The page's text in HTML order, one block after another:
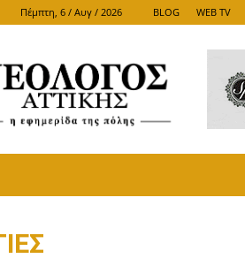
Πέμπτη, 6 / Αυγ / 2026 BLOG WEB TV
ΑΤΤΙΚΗΣ